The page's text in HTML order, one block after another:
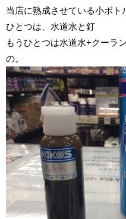
当店に熟成させている小ボト
ひとつは、水道水と釘
もうひとつは水道水+クーラ
の。